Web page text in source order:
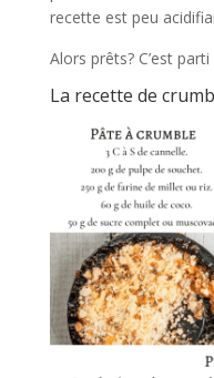
recette est peu
Alors prêts? C’est
La recette de